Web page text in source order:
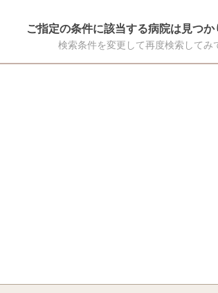
ご指定の条件に該当する病院は見つか
検索条件を変更して再度検索してみ